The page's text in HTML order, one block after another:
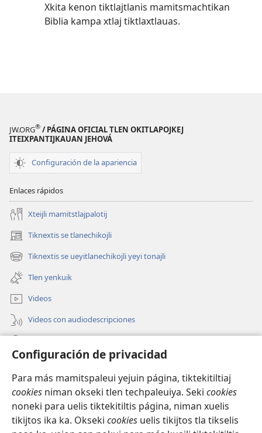
Configuración de privacidad
Para más mamitspaleui yejuin página, tiktekitiltiaj
cookies niman okseki tlen techpaleuiya. Seki cookies
noneki para uelis tiktekitiltis página, niman xuelis
tikijtos ika ka. Okseki cookies uelis tikijtos tla tikselis
Xkita kenon tiktlajtlanis mamitsmachtikan
Biblia kampa xtlaj tiktlaxtlauas.
JW.ORG® / PÁGINA OFICIAL TLEN OKITLAPOJKEJ
ITEIXPANTIJKAUAN JEHOVÁ
Configuración de la apariencia
Enlaces rápidos
Xteijli mamitstlajpalotij
Tiknextis se tlanechikojli
(abre
una
nueva
ventana)
Tiknextis se ueyitlanechikojli yeyi tonajli
(abre
una
nueva
ventana)
Tlen yenkuik
Videos
Videos con audiodescripciones
(abre
nueva
ventana)
Biblioteca ipan Internet Watchtower
(abre
una
nueva JW Hub ®